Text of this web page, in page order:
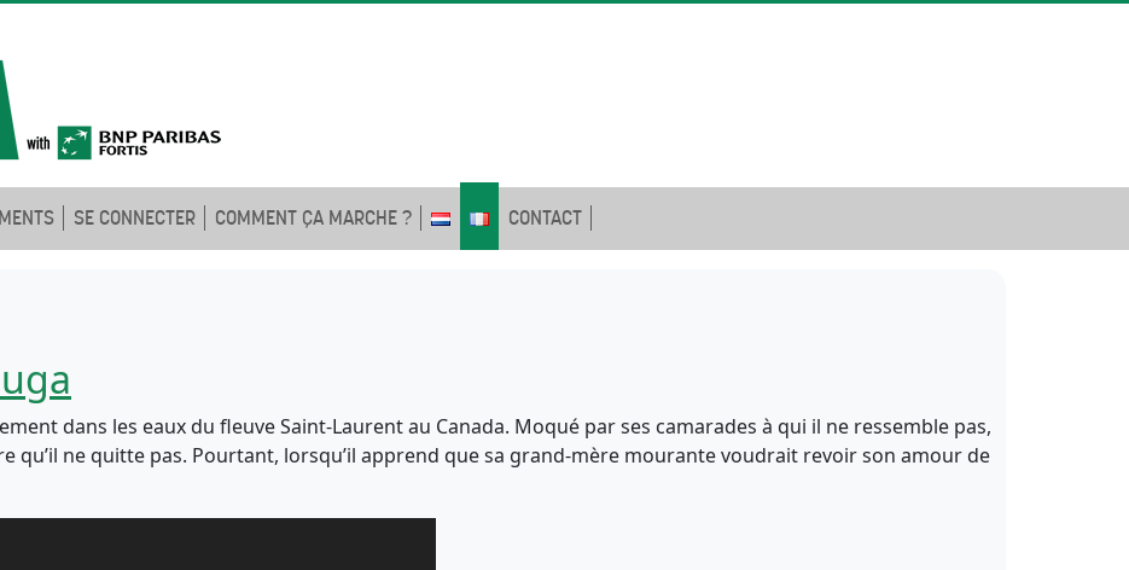
SE CONNECTER COMMENT ÇA MARCHE ? CONTACT
dans les eaux du fleuve Saint-Laurent au Canada. Moqué par ses camarades à qui il ne ressemble pas,
qu’il ne quitte pas. Pourtant, lorsqu’il apprend que sa grand-mère mourante voudrait revoir son amour de